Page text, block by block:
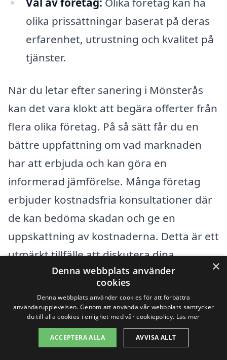
olika prissättningar baserat på deras
erfarenhet, utrustning och kvalitet på
tjänster.
När du letar efter sanering i Mönsterås
kan det vara klokt att begära offerter från
flera olika företag. På så sätt får du en
bättre uppfattning om vad marknaden
har att erbjuda och kan göra en
informerad jämförelse. Många företag
erbjuder kostnadsfria konsultationer där
de kan bedöma skadan och ge en
uppskattning av kostnaderna. Detta är ett
utmärkt tillfälle att diskutera dina
specifika behov och ställa frågor om
företagens erfarenhet och metoder.
Att få flera offerter gör inte bara att du
kan jämföra priser, utan du får också en
×
Denna webbplats använder
cookies
Denna webbplats använder cookies för att förbättra
användarupplevelsen. Genom att använda vår webbplats samtycker
du till alla cookies i enlighet med vår cookiepolicy. Läs mer
ACCEPTERA ALLA AVVISA ALLT